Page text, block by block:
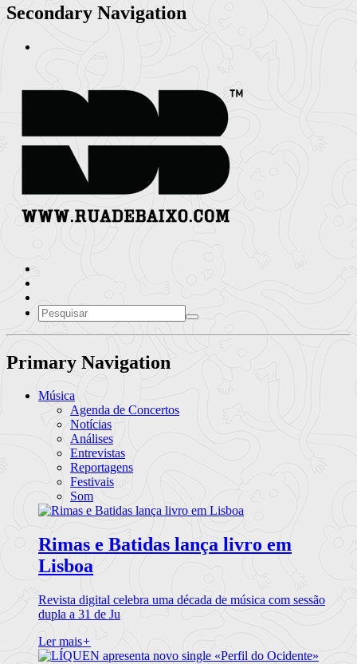
Secondary Navigation
Primary Navigation
Música
Agenda de Concertos
Notícias
Análises
Entrevistas
Reportagens
Festivais
Som
Rimas e Batidas lança livro em
Lisboa
Revista digital celebra uma década de música com sessão
dupla a 31 de Ju
Ler mais+